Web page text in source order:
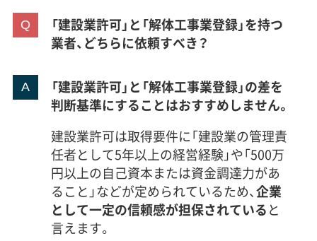
ト（産業廃棄物管理票）」の写しを業者から受け取
り、保管する責任があります。
守山市での解体工事は、村田製作所
動向を把握することが重要です。同
時に、旧中山道周辺の狭い道路や景
観規制、蓮根畑跡地の軟弱地盤とい
った地域固有の制約に精通し、適切
な対策を提案できる業者を選ぶこ
「建設業許可」と「解体工事業登録」を持つ
業者、どちらに依頼すべき？
「建設業許可」と「解体工事業登録」の差を
判断基準にすることはおすすめしません。
建設業許可は取得要件に「建設業の管理責
任者として5年以上の経営経験」や「500万
円以上の自己資本または資金調達力があ
ること」などが定められているため、企業
として一定の信頼感が担保されていると
言えます。